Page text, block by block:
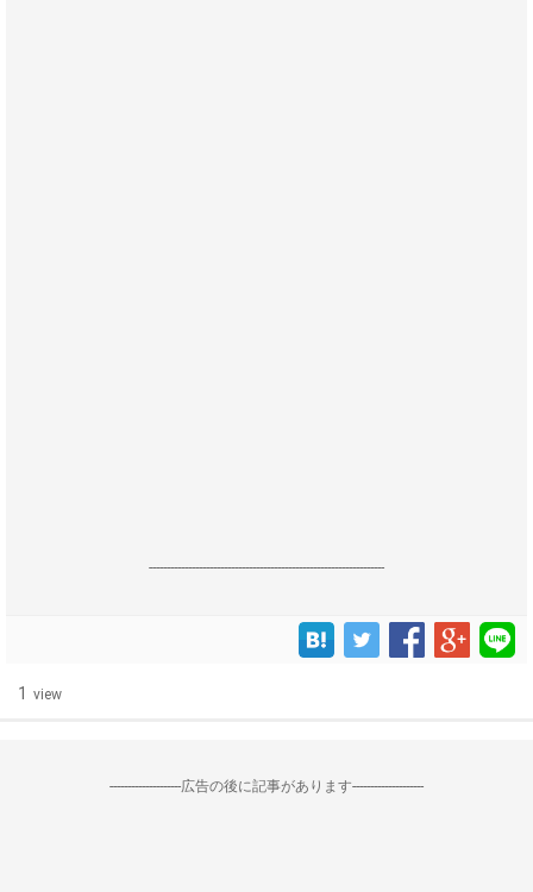
------------------------------------------------------------------
1 view
--------------------広告の後に記事があります--------------------